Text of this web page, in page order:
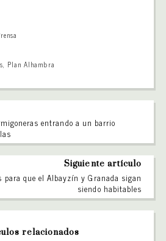
, Plan Alhambra
entrando a un barrio
Siguiente artículo
para que el Albayzín y Granada sigan
siendo habitables
relacionados